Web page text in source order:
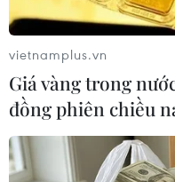
Trung Quốc công
viên Bộ Chính trị
25/10/2017 05:19
vietnamplus.vn
Giá vàng trong
đồng phiên chiều